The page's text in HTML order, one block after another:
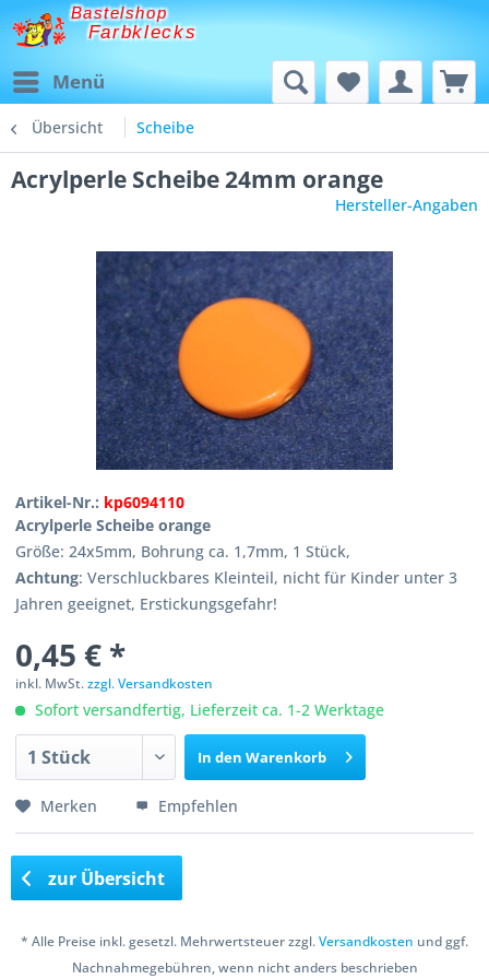
Bastelshop
Farbklecks
Menü
Übersicht Scheibe
Acrylperle Scheibe 24mm orange
Hersteller-Angaben
Artikel-Nr.: kp6094110
Acrylperle Scheibe orange
Größe: 24x5mm, Bohrung ca. 1,7mm, 1 Stück,
Achtung: Verschluckbares Kleinteil, nicht für Kinder unter 3
Jahren geeignet, Erstickungsgefahr!
0,45 € *
inkl. MwSt.zzgl. Versandkosten
Sofort versandfertig, Lieferzeit ca. 1-2 Werktage
In den Warenkorb
Merken Empfehlen
zur Übersicht
* Alle Preise inkl. gesetzl. Mehrwertsteuer zzgl.Versandkosten und ggf.
Nachnahmegebühren, wenn nicht anders beschrieben